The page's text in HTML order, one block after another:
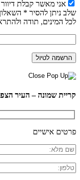
אני מאשר קבלת דיוור
שלב ניתן להסיר *
לכל המינים, תודה
קריית שמונה – העיר
פרטים אישיים